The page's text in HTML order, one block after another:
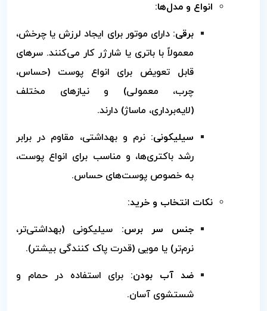
انواع و مدل‌ها:
برقی: دارای موتور برای ایجاد لرزش یا چرخش،
معمولاً با باتری یا شارژر کار می‌کنند. سرهای
قابل تعویض برای انواع پوست (حساس،
چرب، معمولی) و نیازهای مختلف
(لایه‌برداری، ماساژ) دارند.
سیلیکونی: نرم و بهداشتی، مقاوم در برابر
رشد باکتری‌ها، و مناسب برای انواع پوست،
به خصوص پوست‌های حساس.
نکات انتخاب و خرید:
جنس سر برس: سیلیکونی (بهداشتی‌تر،
نرم‌تر) یا مویی (قدرت پاک کنندگی بیشتر).
ضد آب بودن: برای استفاده در حمام و
شستشوی آسان.